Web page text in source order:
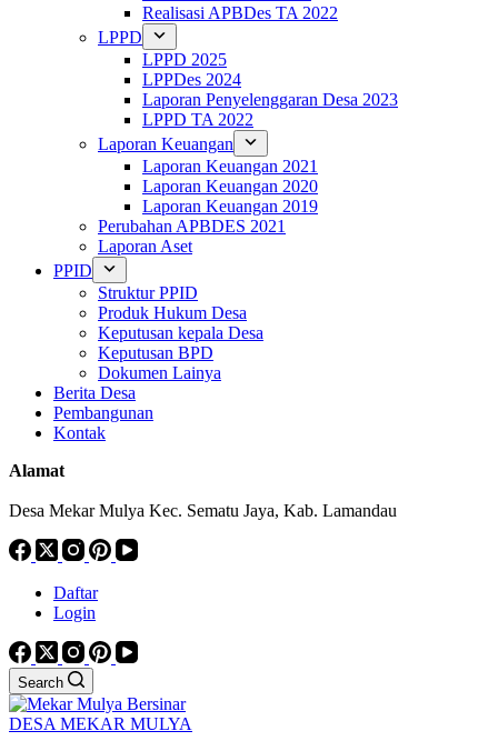
Realisasi APBDes TA 2022
LPPD
LPPD 2025
LPPDes 2024
Laporan Penyelenggaran Desa 2023
LPPD TA 2022
Laporan Keuangan
Laporan Keuangan 2021
Laporan Keuangan 2020
Laporan Keuangan 2019
Perubahan APBDES 2021
Laporan Aset
PPID
Struktur PPID
Produk Hukum Desa
Keputusan kepala Desa
Keputusan BPD
Dokumen Lainya
Berita Desa
Pembangunan
Kontak
Alamat
Desa Mekar Mulya Kec. Sematu Jaya, Kab. Lamandau
Daftar
Login
Search
DESA MEKAR MULYA